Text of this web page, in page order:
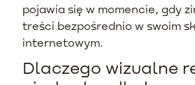
pojawia się w momencie, gdy
treści bezpośrednio w swoim
internetowym.
Dlaczego wizualne